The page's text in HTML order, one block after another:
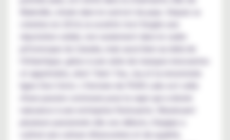
réputation solide, non seulement dans le cadre
pittoresque du Canada, mais aussi bien au-delà de
l'Atlantique, grâce à une série de marques innovantes
et appréciées, dont Twist Tea, Joy et la renommée
ligne Don Cristo. L'histoire de PGVG Labs est celle
d'une passion commune pour la vape qui a donné
plusieurs passionnés dès ses débuts, l'équipe a